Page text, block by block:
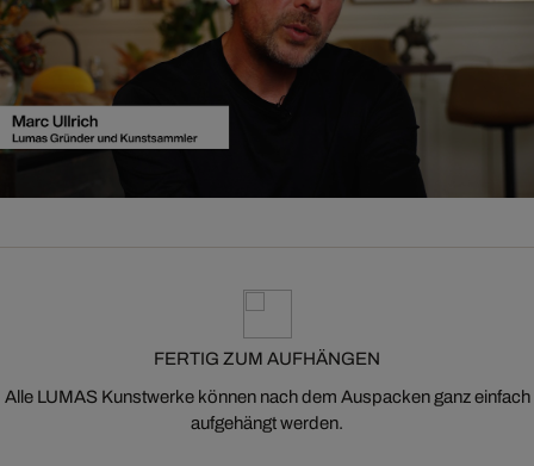
FERTIG ZUM AUFHÄNGEN
Alle LUMAS Kunstwerke können nach dem Auspacken ganz einfach
aufgehängt werden.